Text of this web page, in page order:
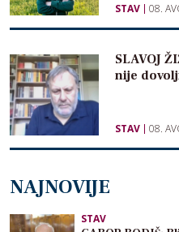
STAV 08.
SLAVOJ
nije
STAV 08.
NAJNOVIJE
STAV